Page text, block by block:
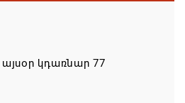
կդառնար 77